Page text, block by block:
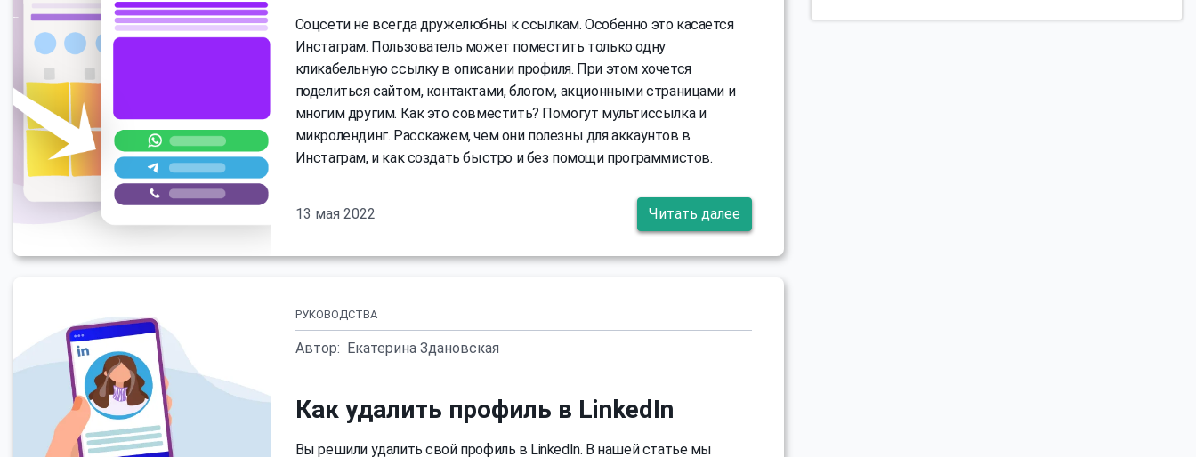
Соцсети не всегда дружелюбны к ссылкам. Особенно это касается
Инстаграм. Пользователь может поместить только одну
кликабельную ссылку в описании профиля. При этом хочется
поделиться сайтом, контактами, блогом, акционными страницами и
многим другим. Как это совместить? Помогут мультиссылка и
микролендинг. Расскажем, чем они полезны для аккаунтов в
Инстаграм, и как создать быстро и без помощи программистов.
13 мая 2022 Читать далее
РУКОВОДСТВА
Автор: Екатерина Здановская
Как удалить профиль в LinkedIn
Вы решили удалить свой профиль в LinkedIn. В нашей статье мы